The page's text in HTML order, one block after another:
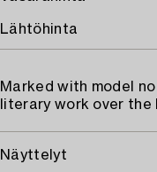
Lähtöhinta
Marked with model
literary work over the
Näyttelyt